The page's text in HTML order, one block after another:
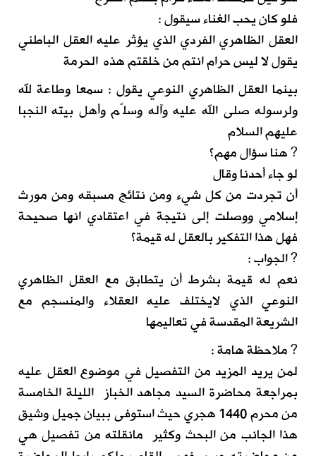
فلو كان يحب الغناء سيقول :
العقل الظاهري الفردي الذي يؤثر عليه العقل الباطني
يقول لا ليس حرام انتم من خلقتم هذه الحرمة
بينما العقل الظاهري النوعي يقول : سمعا وطاعة لله
ولرسوله صلى الله عليه وآله وسلّم وأهل بيته النجبا
عليهم السلام
? هنا سؤال مهم؟
لو جاء أحدنا وقال
أن تجردت من كل شيء ومن نتائج مسبقه ومن مورث
إسلامي ووصلت إلى نتيجة في اعتقادي انها صحيحة
فهل هذا التفكير بالعقل له قيمة؟
? الجواب :
نعم له قيمة بشرط أن يتطابق مع العقل الظاهري
النوعي الذي لايختلف عليه العقلاء والمنسجم مع
الشريعة المقدسة في تعاليمها
? ملاحظة هامة :
لمن يريد المزيد من التفصيل في موضوع العقل عليه
بمراجعة محاضرة السيد مجاهد الخباز الليلة الخامسة
من محرم 1440 هجري حيث استوفى ببيان جميل وشيق
هذا الجانب من البحث وكثير مانقلته من تفصيل هي